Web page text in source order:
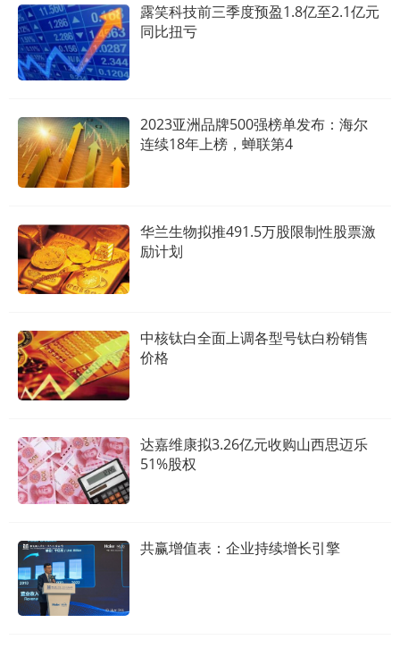
露笑科技前三季度预盈1.8亿至2.1亿元
同比扭亏
2023亚洲品牌500强榜单发布：海尔
连续18年上榜，蝉联第4
华兰生物拟推491.5万股限制性股票激
励计划
中核钛白全面上调各型号钛白粉销售
价格
达嘉维康拟3.26亿元收购山西思迈乐
51%股权
共赢增值表：企业持续增长引擎